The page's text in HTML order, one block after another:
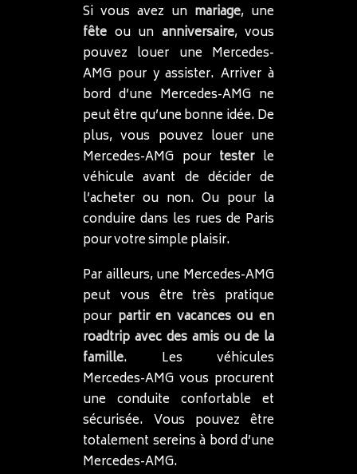
Si vous avez un mariage, une
fête ou un anniversaire, vous
pouvez louer une Mercedes-
AMG pour y assister. Arriver à
bord d’une Mercedes-AMG ne
peut être qu’une bonne idée. De
plus, vous pouvez louer une
Mercedes-AMG pour testerle
véhicule avant de décider de
l’acheter ou non. Ou pour la
conduire dans les rues de Paris
pour votre simple plaisir.
Par ailleurs, une Mercedes-AMG
peut vous être très pratique
pour partir en vacances ou en
roadtrip avec des amis ou de la
famille. Les véhicules
Mercedes-AMG vous procurent
une conduite confortable et
sécurisée. Vous pouvez être
totalement sereins à bord d’une
Mercedes-AMG.